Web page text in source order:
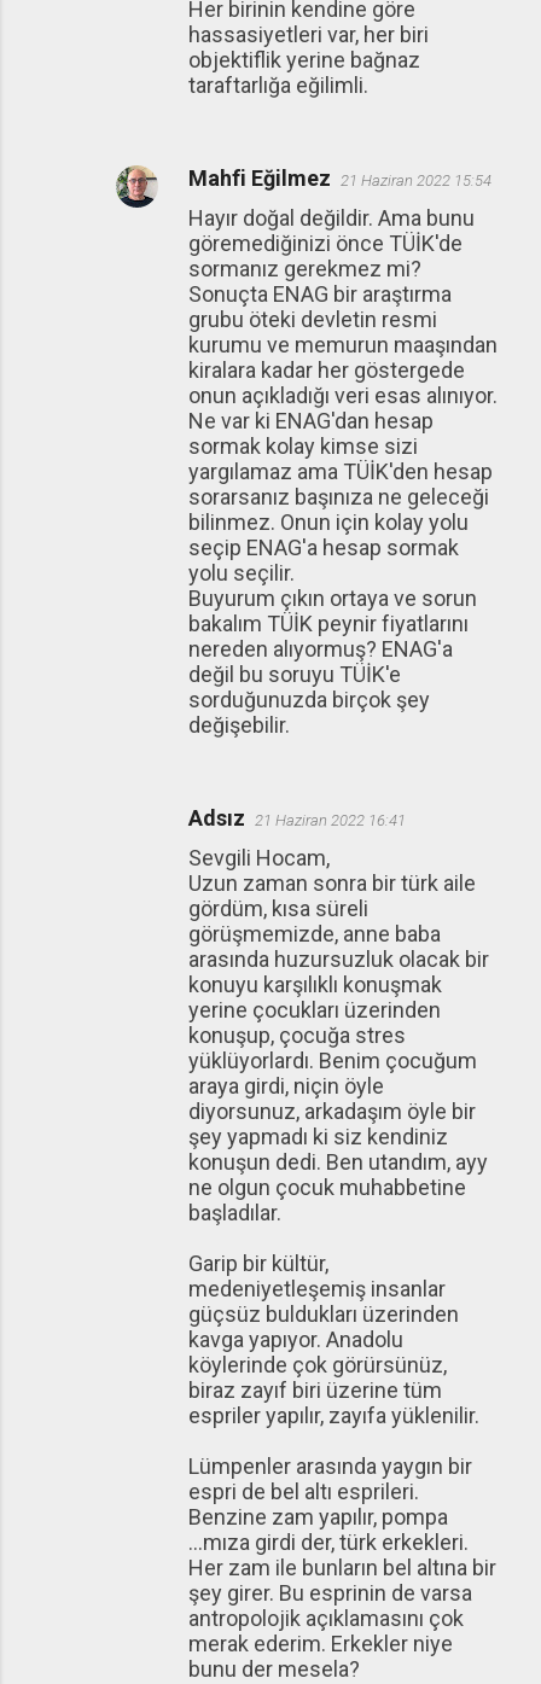
Her birinin kendine göre
hassasiyetleri var, her biri
objektiflik yerine bağnaz
taraftarlığa eğilimli.
Mahfi Eğilmez 21 Haziran 2022 15:54
Hayır doğal değildir. Ama bunu
göremediğinizi önce TÜİK'de
sormanız gerekmez mi?
Sonuçta ENAG bir araştırma
grubu öteki devletin resmi
kurumu ve memurun maaşından
kiralara kadar her göstergede
onun açıkladığı veri esas alınıyor.
Ne var ki ENAG'dan hesap
sormak kolay kimse sizi
yargılamaz ama TÜİK'den hesap
sorarsanız başınıza ne geleceği
bilinmez. Onun için kolay yolu
seçip ENAG'a hesap sormak
yolu seçilir.
Buyurum çıkın ortaya ve sorun
bakalım TÜİK peynir fiyatlarını
nereden alıyormuş? ENAG'a
değil bu soruyu TÜİK'e
sorduğunuzda birçok şey
değişebilir.
Adsız 21 Haziran 2022 16:41
Sevgili Hocam,
Uzun zaman sonra bir türk aile
gördüm, kısa süreli
görüşmemizde, anne baba
arasında huzursuzluk olacak bir
konuyu karşılıklı konuşmak
yerine çocukları üzerinden
konuşup, çocuğa stres
yüklüyorlardı. Benim çocuğum
araya girdi, niçin öyle
diyorsunuz, arkadaşım öyle bir
şey yapmadı ki siz kendiniz
konuşun dedi. Ben utandım, ayy
ne olgun çocuk muhabbetine
başladılar.
Garip bir kültür,
medeniyetleşemiş insanlar
güçsüz buldukları üzerinden
kavga yapıyor. Anadolu
köylerinde çok görürsünüz,
biraz zayıf biri üzerine tüm
espriler yapılır, zayıfa yüklenilir.
Lümpenler arasında yaygın bir
espri de bel altı esprileri.
Benzine zam yapılır, pompa
...mıza girdi der, türk erkekleri.
Her zam ile bunların bel altına bir
şey girer. Bu esprinin de varsa
antropolojik açıklamasını çok
merak ederim. Erkekler niye
bunu der mesela?